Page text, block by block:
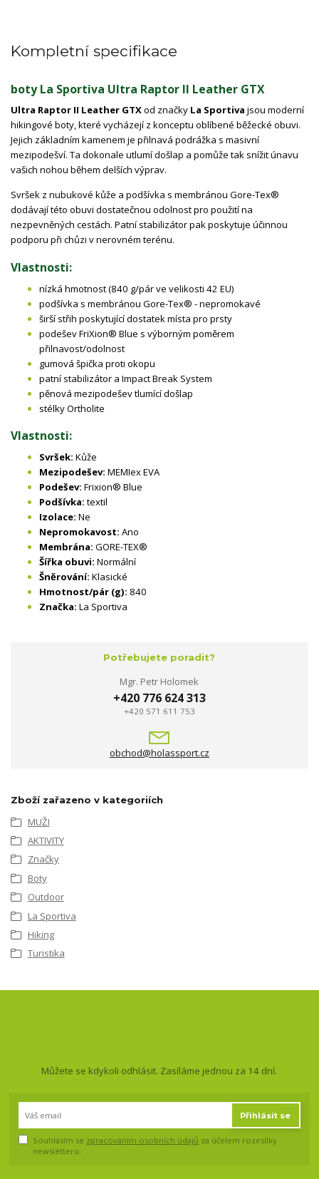
Kompletní specifikace
boty La Sportiva Ultra Raptor II Leather GTX
Ultra Raptor II Leather GTXod značky La Sportiva jsou moderní
hikingové boty, které vycházejí z konceptu oblíbené běžecké obuvi.
Jejich základním kamenem je přilnavá podrážka s masivní
mezipodešví. Ta dokonale utlumí došlap a pomůže tak snížit únavu
vašich nohou během delších výprav.
Svršek z nubukové kůže a podšívka s membránou Gore-Tex®
dodávají této obuvi dostatečnou odolnost pro použití na
nezpevněných cestách. Patní stabilizátor pak poskytuje účinnou
podporu při chůzi v nerovném terénu.
Vlastnosti:
nízká hmotnost (840 g/pár ve velikosti 42 EU)
podšívka s membránou Gore-Tex® - nepromokavé
širší střih poskytující dostatek místa pro prsty
podešev FriXion® Blue s výborným poměrem
přilnavost/odolnost
gumová špička proti okopu
patní stabilizátor a Impact Break System
pěnová mezipodešev tlumící došlap
stélky Ortholite
Vlastnosti:
Svršek: Kůže
Mezipodešev: MEMIex EVA
Podešev: Frixion® Blue
Podšívka: textil
Izolace: Ne
Nepromokavost: Ano
Membrána: GORE-TEX®
Šířka obuvi: Normální
Šněrování: Klasické
Hmotnost/pár (g): 840
Značka: La Sportiva
Potřebujete poradit?
Mgr. Petr Holomek
+420 776 624 313
+420 571 611 753
obchod@holassport.cz
Zboží zařazeno v kategoriích
MUŽI
AKTIVITY
Značky
Boty
Outdoor
La Sportiva
Hiking
Turistika
Můžete se kdykoli odhlásit. Zasíláme jednou za 14 dní.
Přihlásit se
Souhlasím se zpracováním osobních údajů za účelem rozesílky
newsletteru.